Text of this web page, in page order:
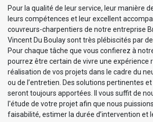
Pour la qualité de leur service, leur manière
leurs compétences et leur excellent
couvreurs-charpentiers de notre entreprise
Vincent Du Boulay sont très plébiscités par
Pour chaque tâche que vous confierez à
pourrez être certain de vivre une expérience
réalisation de vos projets dans le cadre du
ou de l’entretien. Des solutions pertinentes
seront toujours apportées. Il vous suffit de
l'étude de votre projet afin que nous
faisabilité, estimer la durée d’intervention et